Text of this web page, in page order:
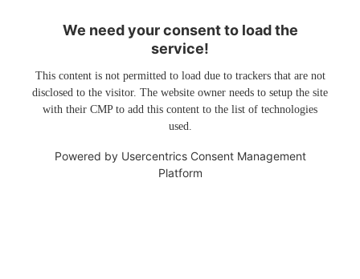
We need your consent to load the
service!
This content is not permitted to load due to trackers that are not
disclosed to the visitor. The website owner needs to setup the site
with their CMP to add this content to the list of technologies
used.
Powered by Usercentrics Consent Management
Platform